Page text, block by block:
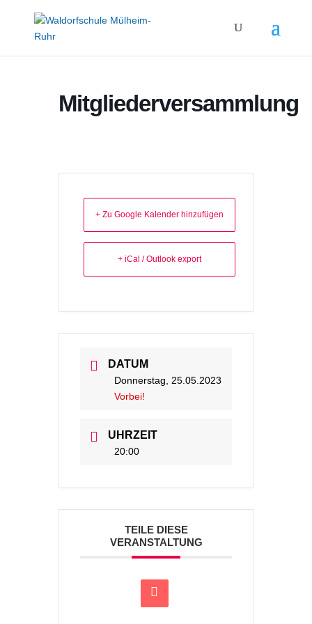
Mitgliederversammlung
+ Zu Google Kalender hinzufügen
+ iCal / Outlook export
DATUM
Donnerstag, 25.05.2023
Vorbei!
UHRZEIT
20:00
TEILE DIESE
VERANSTALTUNG